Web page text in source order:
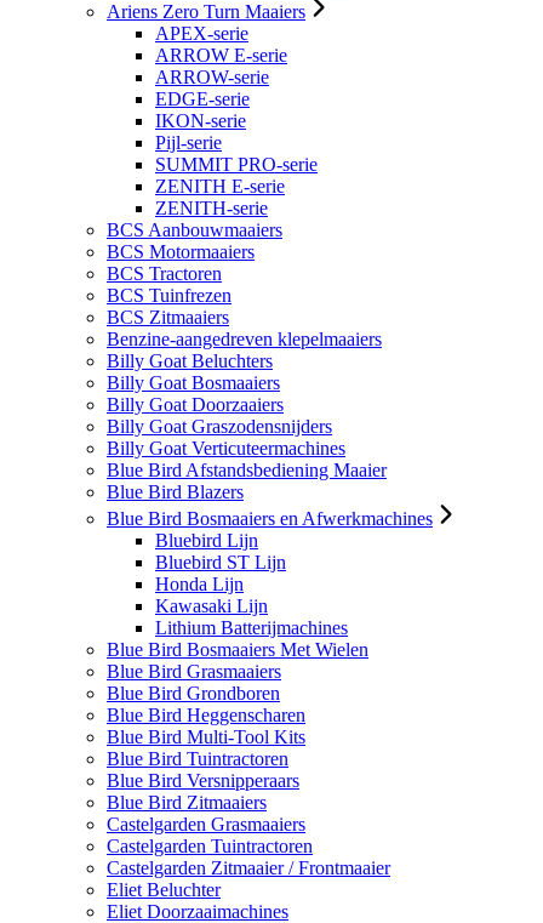
Ariens Zero Turn Maaiers
APEX-serie
ARROW E-serie
ARROW-serie
EDGE-serie
IKON-serie
Pijl-serie
SUMMIT PRO-serie
ZENITH E-serie
ZENITH-serie
BCS Aanbouwmaaiers
BCS Motormaaiers
BCS Tractoren
BCS Tuinfrezen
BCS Zitmaaiers
Benzine-aangedreven klepelmaaiers
Billy Goat Beluchters
Billy Goat Bosmaaiers
Billy Goat Doorzaaiers
Billy Goat Graszodensnijders
Billy Goat Verticuteermachines
Blue Bird Afstandsbediening Maaier
Blue Bird Blazers
Blue Bird Bosmaaiers en Afwerkmachines
Bluebird Lijn
Bluebird ST Lijn
Honda Lijn
Kawasaki Lijn
Lithium Batterijmachines
Blue Bird Bosmaaiers Met Wielen
Blue Bird Grasmaaiers
Blue Bird Grondboren
Blue Bird Heggenscharen
Blue Bird Multi-Tool Kits
Blue Bird Tuintractoren
Blue Bird Versnipperaars
Blue Bird Zitmaaiers
Castelgarden Grasmaaiers
Castelgarden Tuintractoren
Castelgarden Zitmaaier / Frontmaaier
Eliet Beluchter
Eliet Doorzaaimachines